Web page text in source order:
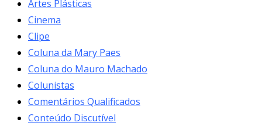
Artes Plásticas
Cinema
Clipe
Coluna da Mary Paes
Coluna do Mauro Machado
Colunistas
Comentários Qualificados
Conteúdo Discutível